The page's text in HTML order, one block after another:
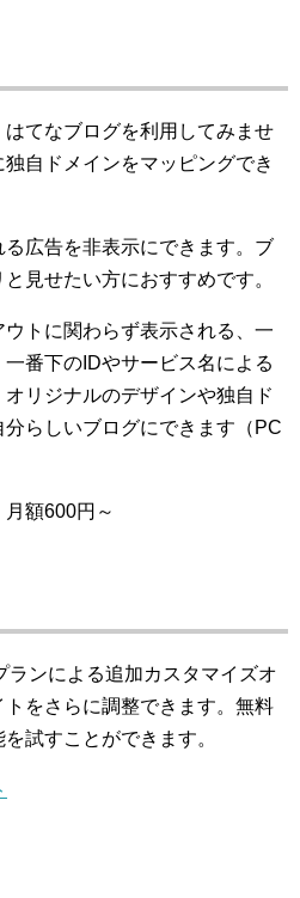
てなブログを利用してみませ
自ドメインをマッピングでき
広告を非表示にできます。ブ
見せたい方におすすめです。
トに関わらず表示される、一
番下のIDやサービス名による
リジナルのデザインや独自ド
らしいブログにできます（PC
額600円～
ランによる追加カスタマイズオ
をさらに調整できます。無料
試すことができます。